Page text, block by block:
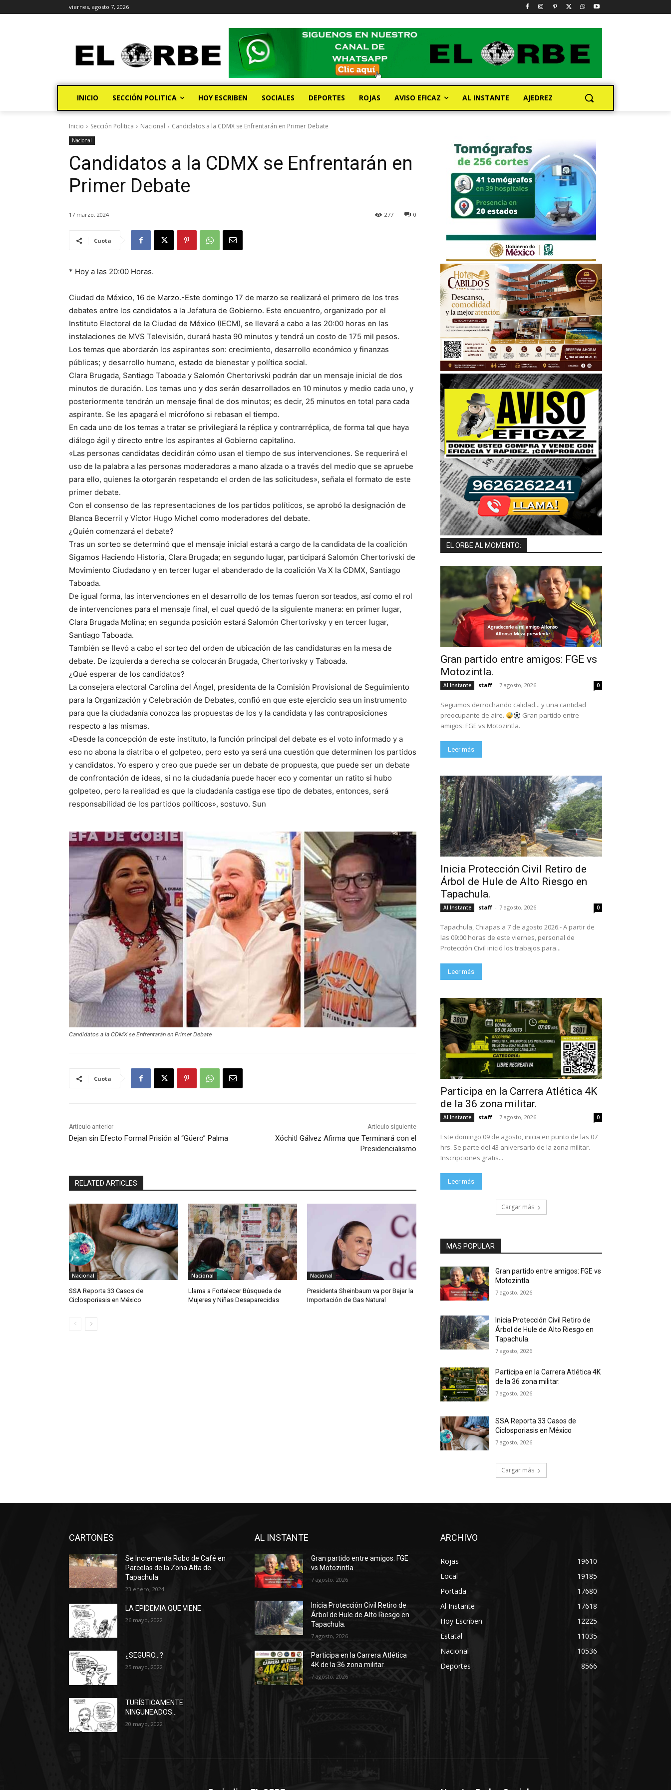
viernes, agosto 7, 2026
INICIO SECCIÓN POLITICA HOY ESCRIBEN SOCIALES DEPORTES ROJAS AVISO EFICAZ AL INSTANTE AJEDREZ
Inicio Sección Politica Nacional Candidatos a la CDMX se Enfrentarán en Primer Debate
Nacional
Candidatos a la CDMX se Enfrentarán en
Primer Debate
17 marzo, 2024 0
277
Cuota
* Hoy a las 20:00 Horas.
Ciudad de México, 16 de Marzo.-Este domingo 17 de marzo se realizará el primero de los tres
debates entre los candidatos a la Jefatura de Gobierno. Este encuentro, organizado por el
Instituto Electoral de la Ciudad de México (IECM), se llevará a cabo a las 20:00 horas en las
instalaciones de MVS Televisión, durará hasta 90 minutos y tendrá un costo de 175 mil pesos.
Los temas que abordarán los aspirantes son: crecimiento, desarrollo económico y finanzas
públicas; y desarrollo humano, estado de bienestar y política social.
Clara Brugada, Santiago Taboada y Salomón Chertorivski podrán dar un mensaje inicial de dos
minutos de duración. Los temas uno y dos serán desarrollados en 10 minutos y medio cada uno, y
posteriormente tendrán un mensaje final de dos minutos; es decir, 25 minutos en total para cada
aspirante. Se les apagará el micrófono si rebasan el tiempo.
En cada uno de los temas a tratar se privilegiará la réplica y contrarréplica, de forma tal que haya
diálogo ágil y directo entre los aspirantes al Gobierno capitalino.
«Las personas candidatas decidirán cómo usan el tiempo de sus intervenciones. Se requerirá el
uso de la palabra a las personas moderadoras a mano alzada o a través del medio que se apruebe
para ello, quienes la otorgarán respetando el orden de las solicitudes», señala el formato de este
primer debate.
Con el consenso de las representaciones de los partidos políticos, se aprobó la designación de
Blanca Becerril y Víctor Hugo Michel como moderadores del debate.
¿Quién comenzará el debate?
Tras un sorteo se determinó que el mensaje inicial estará a cargo de la candidata de la coalición
Sigamos Haciendo Historia, Clara Brugada; en segundo lugar, participará Salomón Chertorivski de
Movimiento Ciudadano y en tercer lugar el abanderado de la coalición Va X la CDMX, Santiago
Taboada.
De igual forma, las intervenciones en el desarrollo de los temas fueron sorteados, así como el rol
de intervenciones para el mensaje final, el cual quedó de la siguiente manera: en primer lugar,
Clara Brugada Molina; en segunda posición estará Salomón Chertorivsky y en tercer lugar,
Santiago Taboada.
También se llevó a cabo el sorteo del orden de ubicación de las candidaturas en la mesa de
debate. De izquierda a derecha se colocarán Brugada, Chertorivsky y Taboada.
¿Qué esperar de los candidatos?
La consejera electoral Carolina del Ángel, presidenta de la Comisión Provisional de Seguimiento
para la Organización y Celebración de Debates, confió en que este ejercicio sea un instrumento
para que la ciudadanía conozca las propuestas de los y la candidata y las contraposiciones
respecto a las mismas.
«Desde la concepción de este instituto, la función principal del debate es el voto informado y a
eso no abona la diatriba o el golpeteo, pero esto ya será una cuestión que determinen los partidos
y candidatos. Yo espero y creo que puede ser un debate de propuesta, que puede ser un debate
de confrontación de ideas, si no la ciudadanía puede hacer eco y comentar un ratito si hubo
golpeteo, pero la realidad es que la ciudadanía castiga ese tipo de debates, entonces, será
responsabilidad de los partidos políticos», sostuvo. Sun
Candidatos a la CDMX se Enfrentarán en Primer Debate
Cuota
Artículo anterior
Dejan sin Efecto Formal Prisión al “Güero” Palma
Artículo siguiente
Xóchitl Gálvez Afirma que Terminará con el
Presidencialismo
RELATED ARTICLES
Nacional
SSA Reporta 33 Casos de
Ciclosporiasis en México
Nacional
Llama a Fortalecer Búsqueda de
Mujeres y Niñas Desaparecidas
Nacional
Presidenta Sheinbaum va por Bajar la
Importación de Gas Natural
EL ORBE AL MOMENTO:
Gran partido entre amigos: FGE vs
Motozintla.
Al Instante staff - 7 agosto, 2026 0
Seguimos derrochando calidad... y una cantidad
preocupante de aire.
Gran partido entre
amigos: FGE vs Motozintla.
Leer más
Inicia Protección Civil Retiro de
Árbol de Hule de Alto Riesgo en
Tapachula.
Al Instante staff - 7 agosto, 2026 0
Tapachula, Chiapas a 7 de agosto 2026.- A partir de
las 09:00 horas de este viernes, personal de
Protección Civil inició los trabajos para...
Leer más
Participa en la Carrera Atlética 4K
de la 36 zona militar.
Al Instante staff - 7 agosto, 2026 0
Este domingo 09 de agosto, inicia en punto de las 07
hrs. Se parte del 43 aniversario de la zona militar.
Inscripciones gratis...
Leer más
Cargar más
MAS POPULAR
Gran partido entre amigos: FGE vs
Motozintla.
7 agosto, 2026
Inicia Protección Civil Retiro de
Árbol de Hule de Alto Riesgo en
Tapachula.
7 agosto, 2026
Participa en la Carrera Atlética 4K
de la 36 zona militar.
7 agosto, 2026
SSA Reporta 33 Casos de
Ciclosporiasis en México
7 agosto, 2026
Cargar más
CARTONES
Se Incrementa Robo de Café en
Parcelas de la Zona Alta de
Tapachula
23 enero, 2024
LA EPIDEMIA QUE VIENE
26 mayo, 2022
¿SEGURO…?
25 mayo, 2022
TURÍSTICAMENTE
NINGUNEADOS…
20 mayo, 2022
AL INSTANTE
Gran partido entre amigos: FGE
vs Motozintla.
7 agosto, 2026
Inicia Protección Civil Retiro de
Árbol de Hule de Alto Riesgo en
Tapachula.
7 agosto, 2026
Participa en la Carrera Atlética
4K de la 36 zona militar.
7 agosto, 2026
ARCHIVO
Rojas
19610
Local
19185
Portada
17680
Al Instante
17618
Hoy Escriben
12225
Estatal
11035
Nacional
10536
Deportes
8566